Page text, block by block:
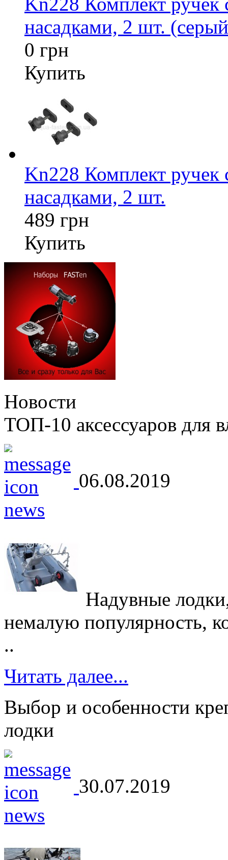
насадками, 2 шт.
0 грн
Купить
Kn228 Комплект
насадками, 2 шт.
489 грн
Купить
Новости
ТОП-10 аксессуаров для
06.08.2019
Надувные
немалую популярность,
..
Читать далее...
Выбор и особенности
лодки
30.07.2019